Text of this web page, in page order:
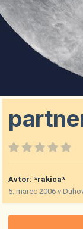
Avtor:*rakica*
5. marec 2006 v